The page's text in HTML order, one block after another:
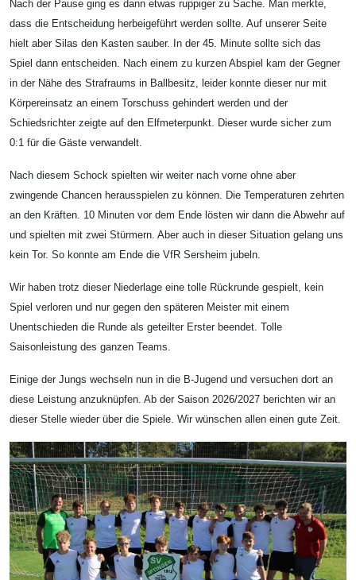
Nach der Pause ging es dann etwas ruppiger zu Sache. Man merkte,
dass die Entscheidung herbeigeführt werden sollte. Auf unserer Seite
hielt aber Silas den Kasten sauber. In der 45. Minute sollte sich das
Spiel dann entscheiden. Nach einem zu kurzen Abspiel kam der Gegner
in der Nähe des Strafraums in Ballbesitz, leider konnte dieser nur mit
Körpereinsatz an einem Torschuss gehindert werden und der
Schiedsrichter zeigte auf den Elfmeterpunkt. Dieser wurde sicher zum
0:1 für die Gäste verwandelt.
Nach diesem Schock spielten wir weiter nach vorne ohne aber
zwingende Chancen herausspielen zu können. Die Temperaturen zehrten
an den Kräften. 10 Minuten vor dem Ende lösten wir dann die Abwehr auf
und spielten mit zwei Stürmern. Aber auch in dieser Situation gelang uns
kein Tor. So konnte am Ende die VfR Sersheim jubeln.
Wir haben trotz dieser Niederlage eine tolle Rückrunde gespielt, kein
Spiel verloren und nur gegen den späteren Meister mit einem
Unentschieden die Runde als geteilter Erster beendet. Tolle
Saisonleistung des ganzen Teams.
Einige der Jungs wechseln nun in die B-Jugend und versuchen dort an
diese Leistung anzuknüpfen. Ab der Saison 2026/2027 berichten wir an
dieser Stelle wieder über die Spiele. Wir wünschen allen einen gute Zeit.